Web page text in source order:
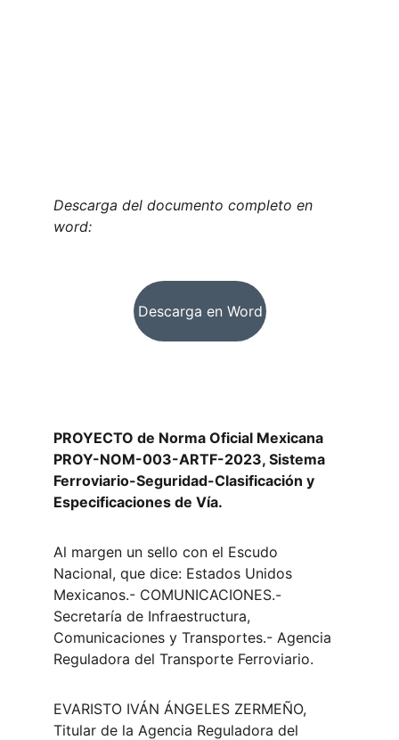
PROYECTO de Norma Oficial Mexicana
PROY-NOM-003-ARTF-2023, Sistema
Ferroviario-Seguridad-Clasificación y
Especificaciones de Vía.
Al margen un sello con el Escudo
Nacional, que dice: Estados Unidos
Mexicanos.- COMUNICACIONES.-
Secretaría de Infraestructura,
Comunicaciones y Transportes.- Agencia
Reguladora del Transporte Ferroviario.
EVARISTO IVÁN ÁNGELES ZERMEÑO,
Titular de la Agencia Reguladora del
Descarga en Word
Descarga del documento completo en
word: